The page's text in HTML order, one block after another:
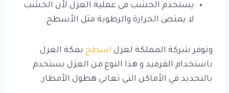
يستخدم الخشب في عملية العزل لأن الخشب
لا يمتص الحرارة والرطوبة مثل الأسطح.
وتوفر شركة المملكة لعزل اسطح بمكة العزل
باستخدام القرميد و هذا النوع من العزل يستخدم
بالتحديد في الأماكن التي تعاني هطول الأمطار.